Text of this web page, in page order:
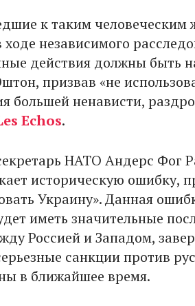
к таким
независимого
действия должны быть
призвав «не
большей ненависти,
Echos.
НАТО Андерс Фог
историческую ошибку,
Украину». Данная
иметь значительные
Россией и Западом,
санкции против
в ближайшее время.